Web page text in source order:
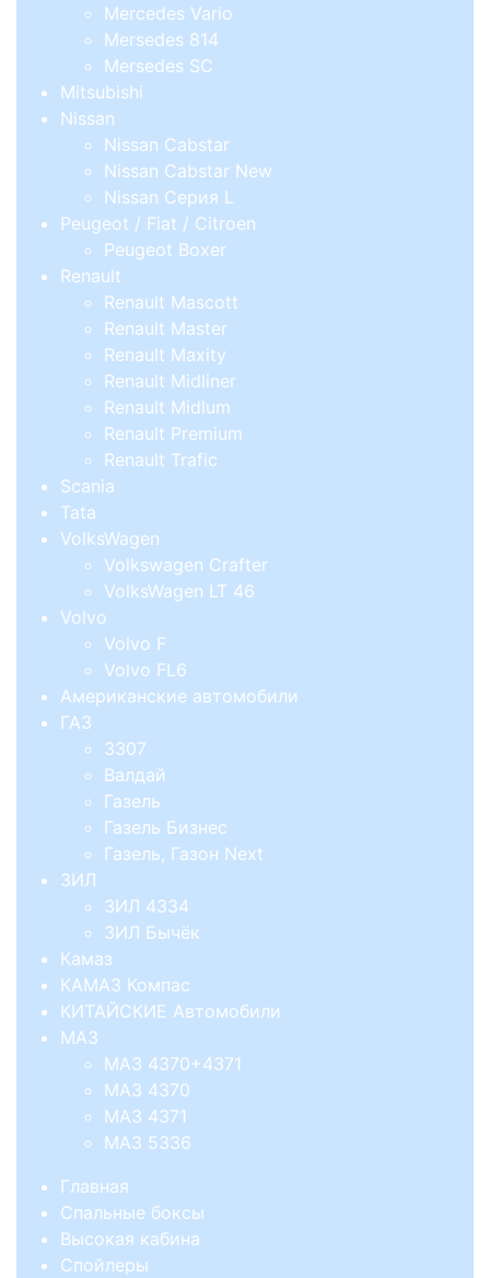
Mercedes Vario
Mersedes 814
Mersedes SC
Mitsubishi
Nissan
Nissan Cabstar
Nissan Cabstar New
Nissan Серия L
Peugeot / Fiat / Citroen
Peugeot Boxer
Renault
Renault Mascott
Renault Master
Renault Maxity
Renault Midliner
Renault Midlum
Renault Premium
Renault Trafic
Scania
Tata
VolksWagen
Volkswagen Crafter
VolksWagen LT 46
Volvo
Volvo F
Volvo FL6
Американские автомобили
ГАЗ
3307
Валдай
Газель
Газель Бизнес
Газель, Газон Next
ЗИЛ
ЗИЛ 4334
ЗИЛ Бычёк
Камаз
КАМАЗ Компас
КИТАЙСКИЕ Автомобили
МАЗ
МАЗ 4370+4371
МАЗ 4370
МАЗ 4371
МАЗ 5336
Главная
Спальные боксы
Высокая кабина
Спойлеры